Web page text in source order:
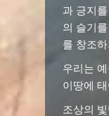
과 긍지
의 슬기
를 창조
우리는
이땅에
조상의